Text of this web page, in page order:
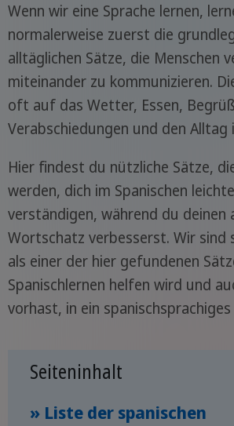
Wenn wir eine Sprache lernen,
normalerweise zuerst die
alltäglichen Sätze, die Menschen
miteinander zu kommunizieren.
oft auf das Wetter, Essen,
Verabschiedungen und den Alltag
Hier findest du nützliche Sätze,
werden, dich im Spanischen
verständigen, während du deinen
Wortschatz verbesserst. Wir sind
als einer der hier gefundenen
Spanischlernen helfen wird und
vorhast, in ein
Seiteninhalt
» Liste der spanischen